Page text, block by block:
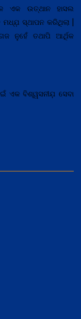
ଏକ ଉତ୍ଥାନ ହାସଲ
ସ୍ଥାପନ କରିଥିଲା |
ନୁହେଁ ତଥାପି ଆର୍ଥିକ
ଏକ ବିଶ୍ୱସନୀଯ଼ ସେବା